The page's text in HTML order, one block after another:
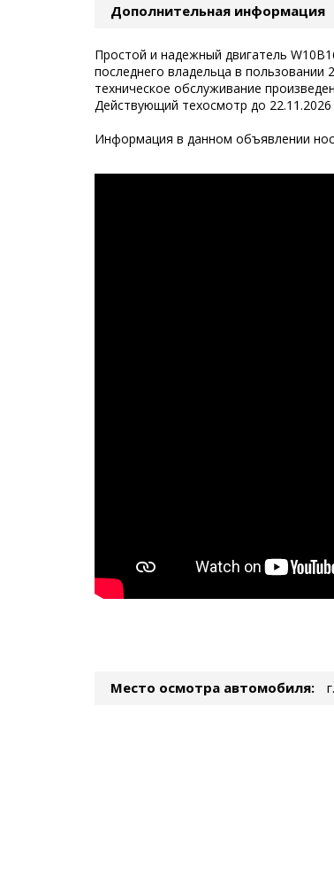
Дополнительная информация
Простой и надежный двигатель
последнего владельца в
техническое обслуживание
Действующий техосмотр до
Информация в данном объявлении
Место осмотра автомобиля: